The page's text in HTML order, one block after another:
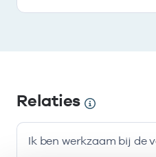
Relaties
Ik ben werkzaam bij de